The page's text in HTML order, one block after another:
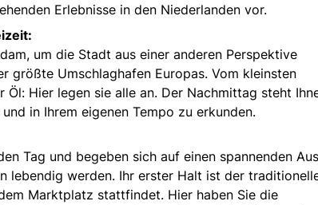
Erlebnisse in den Niederlanden vor.
um die Stadt aus einer anderen Perspektive
größte Umschlaghafen Europas. Vom kleinsten
Hier legen sie alle an. Der Nachmittag steht
in Ihrem eigenen Tempo zu erkunden.
Tag und begeben sich auf einen spannenden
lebendig werden. Ihr erster Halt ist der
Marktplatz stattfindet. Hier haben Sie die